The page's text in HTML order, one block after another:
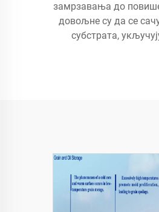
замрзавања до
довољне су да се
субстрата,